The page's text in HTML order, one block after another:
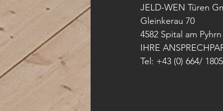
JELD-WEN Türen
Gleinkerau 70
4582 Spital am
IHRE
Tel: +43 (0) 664/